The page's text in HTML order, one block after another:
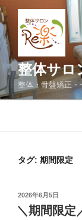
コ
ン
テ
ン
へ
ス
整体サロ
整体・骨盤矯正
タグ: 期間限定
投
稿
日:
2026年6月5日
＼期間限定